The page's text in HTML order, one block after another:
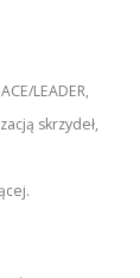
LEADER,
skrzydeł,